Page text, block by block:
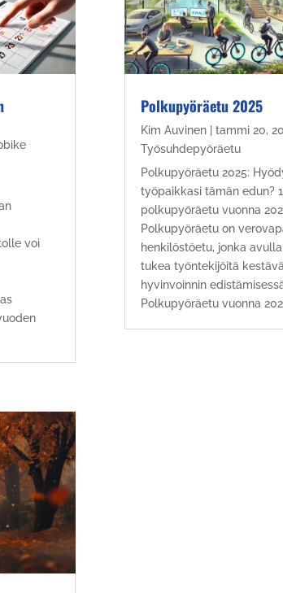
voi
Polkupyöräetu 2025
Kim Auvinen| tammi 20,
Työsuhdepyöräetu
Polkupyöräetu 2025:
työpaikkasi tämän edun?
polkupyöräetu vuonna
Polkupyöräetu on
henkilöstöetu, jonka
tukea työntekijöitä
hyvinvoinnin
Polkupyöräetu vuonna